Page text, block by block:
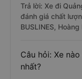
Trả lời: Xe đi
đánh giá chất
BUSLINES,
Câu hỏi: Xe
nhất?